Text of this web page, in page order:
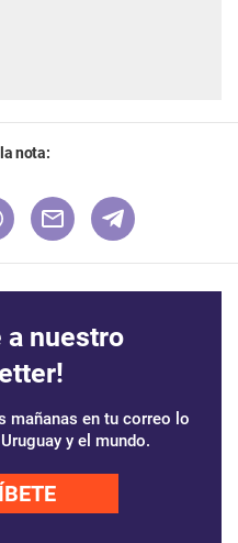
nota:
a nuestro
mañanas en tu correo lo
y el mundo.